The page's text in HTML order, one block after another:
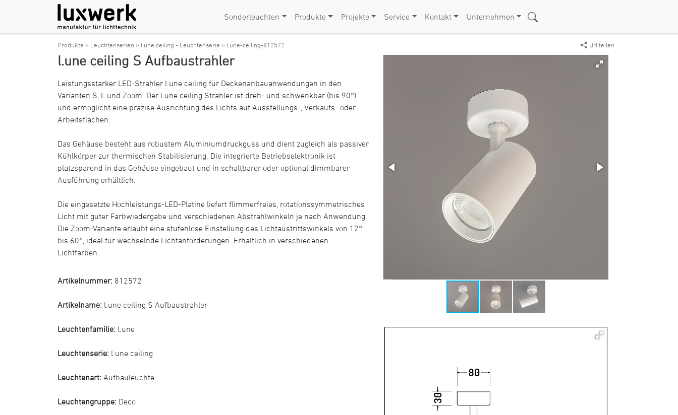
Sonderleuchten Produkte Projekte Service Kontakt Unternehmen
Produkte > Leuchtenserien > l.une ceiling - Leuchtenserie > l.une-ceiling-812572 Url teilen
l.une ceiling S Aufbaustrahler
Leistungsstarker LED-Strahler l.une ceiling für Deckenanbauanwendungen in den
Varianten S, L und Zoom. Der l.une ceiling Strahler ist dreh- und schwenkbar (bis 90°)
und ermöglicht eine präzise Ausrichtung des Lichts auf Ausstellungs-, Verkaufs- oder
Arbeitsflächen.
Das Gehäuse besteht aus robustem Aluminiumdruckguss und dient zugleich als passiver
Kühlkörper zur thermischen Stabilisierung. Die integrierte Betriebselektronik ist
platzsparend in das Gehäuse eingebaut und in schaltbarer oder optional dimmbarer
Ausführung erhältlich.
Die eingesetzte Hochleistungs-LED-Platine liefert flimmerfreies, rotationssymmetrisches
Licht mit guter Farbwiedergabe und verschiedenen Abstrahlwinkeln je nach Anwendung.
Die Zoom-Variante erlaubt eine stufenlose Einstellung des Lichtaustrittswinkels von 12°
bis 60°, ideal für wechselnde Lichtanforderungen. Erhältlich in verschiedenen
Lichtfarben.
Artikelnummer: 812572
Artikelname: l.une ceiling S Aufbaustrahler
Leuchtenfamilie: l.une
Leuchtenserie: l.une ceiling
Leuchtenart: Aufbauleuchte
Leuchtengruppe: Deco